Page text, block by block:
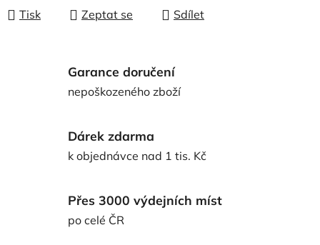
Tisk Zeptat se Sdílet
Garance doručení
nepoškozeného zboží
Dárek zdarma
k objednávce nad 1 tis. Kč
Přes 3000 výdejních míst
po celé ČR